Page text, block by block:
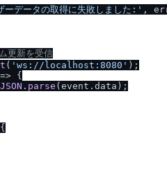
ーデータの取得に失敗しました:' ,
更新を受信
( 'ws: / /localhost:8080' );
{
JSON . parse (event. data );